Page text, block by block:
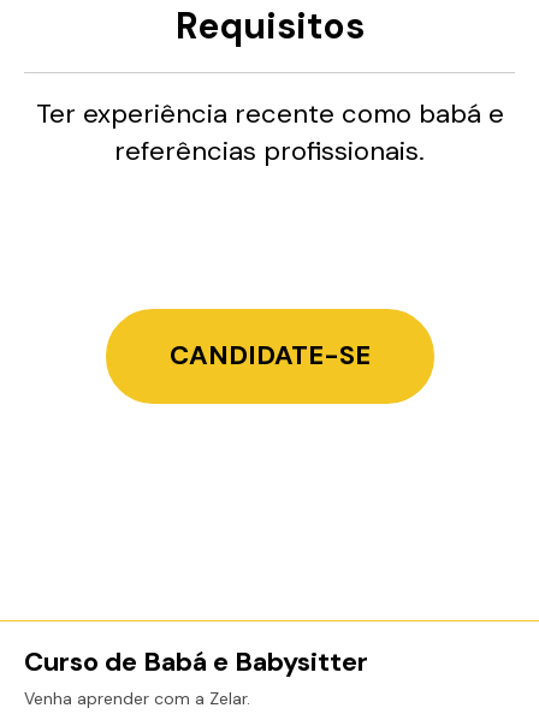
Requisitos
Ter experiência recente como babá e
referências profissionais.
CANDIDATE-SE
Curso de Babá e Babysitter
Venha aprender com a Zelar.